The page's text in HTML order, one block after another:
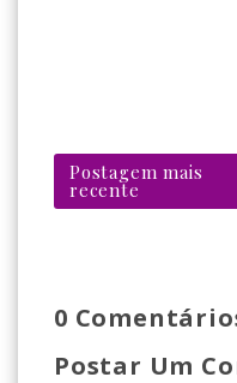
Postagem mais
recente
0
Postar Um